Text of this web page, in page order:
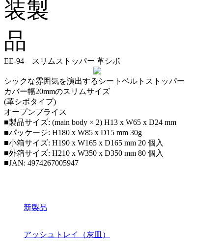
EE-94 スリムストッパー 革シボ
シックな雰囲気を演出するシートベルトストッパー
カバー幅20mmのスリムサイズ
(革シボタイプ)
オープンプライス
■製品サイズ: (main body × 2) H13 x W65 x D24 mm
■パッケージ: H180 x W85 x D15 mm 30g
■小箱サイズ: H190 x W165 x D165 mm 20 個入
■外箱サイズ: H210 x W350 x D350 mm 80 個入
■JAN: 4974267005947
新製品
アッシュトレイ（灰皿）